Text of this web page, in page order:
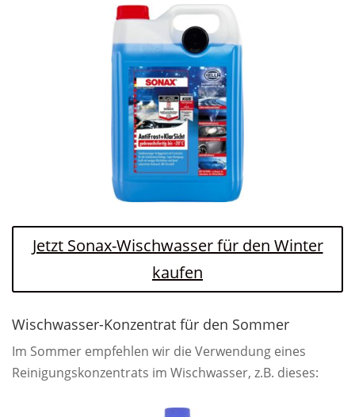
Jetzt Sonax-Wischwasser für den Winter
kaufen
Wischwasser-Konzentrat für den Sommer
Im Sommer empfehlen wir die Verwendung eines
Reinigungskonzentrats im Wischwasser, z.B. dieses: